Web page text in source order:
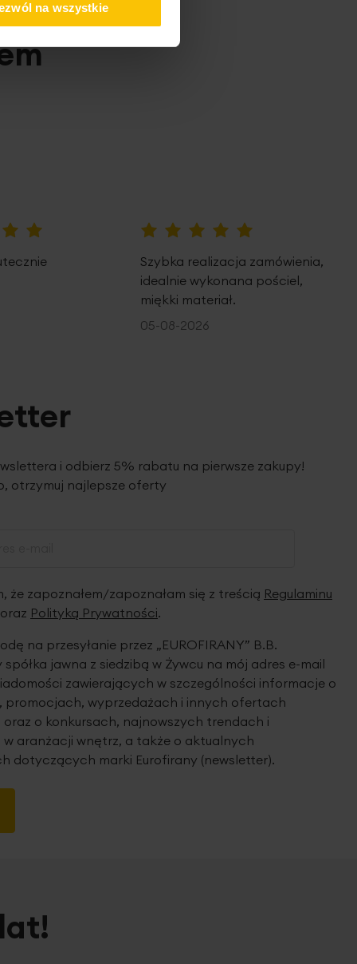
na wszystkie
Szybka realizacja zamówienia,
idealnie wykonana pościel,
miękki materiał.
05-08-2026
i odbierz 5% rabatu na pierwsze zakupy!
otrzymuj najlepsze oferty
że zapoznałem/zapoznałam się z treścią Regulaminu
Polityką Prywatności.
na przesyłanie przez „EUROFIRANY” B.B.
jawna z siedzibą w Żywcu na mój adres e-mail
zawierających w szczególności informacje o
promocjach, wyprzedażach i innych ofertach
o konkursach, najnowszych trendach i
aranżacji wnętrz, a także o aktualnych
dotyczących marki Eurofirany (newsletter).